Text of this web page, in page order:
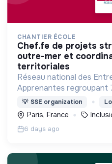
CHANTIER ÉCOLE
chef.fe de projets structuration de l’iae en
outre-mer et
territoriales
Réseau national des
Apprenantes regroupant
mettent en œuvre une
d'accompagnement et
parcours d’insertion.
💡 SSE organization
Paris, France
6 days ago